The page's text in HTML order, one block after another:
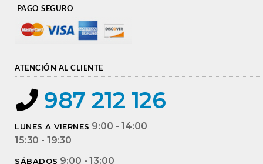
PAGO SEGURO
ATENCIÓN AL CLIENTE
987 212 126
LUNES A VIERNES 9:00 - 14:00
15:30 - 19:30
SÁBADOS 9:00 - 13:00